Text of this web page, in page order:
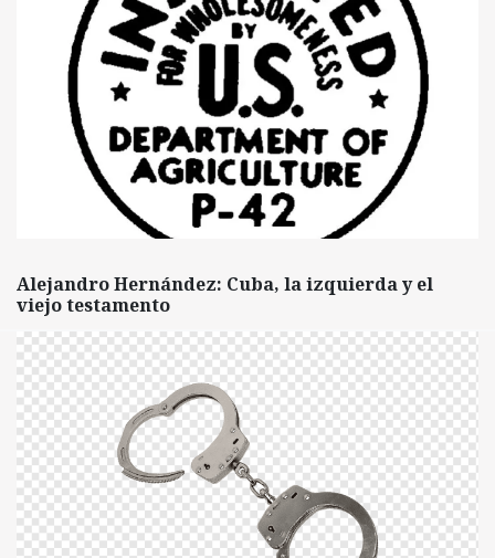
Alejandro Hernández: Cuba, la izquierda y el
viejo testamento